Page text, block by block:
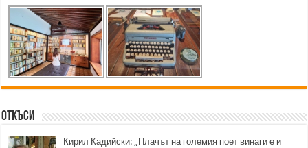
Откъси
Кирил Кадийски: „Плачът на големия поет винаги е и